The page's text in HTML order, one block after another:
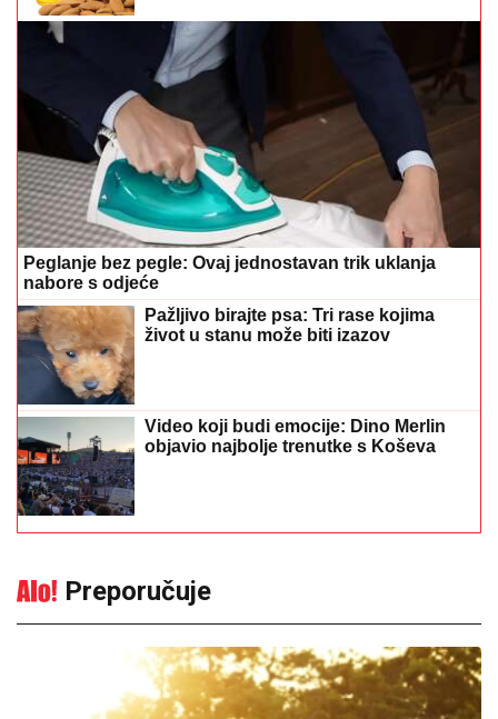
Peglanje bez pegle: Ovaj jednostavan trik uklanja
nabore s odjeće
Pažljivo birajte psa: Tri rase kojima
život u stanu može biti izazov
Video koji budi emocije: Dino Merlin
objavio najbolje trenutke s Koševa
Preporučuje